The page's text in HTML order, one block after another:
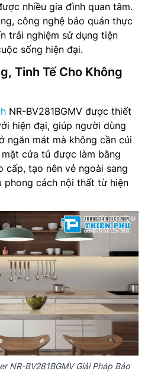
nhiều gia đình quan tâm.
công nghệ bảo quản thực
trải nghiệm sử dụng tiện
sống hiện đại.
Tinh Tế Cho Không
NR-BV281BGMV được thiết
hiện đại, giúp người dùng
ngăn mát mà không cần cúi
cửa tủ được làm bằng
cấp, tạo nên vẻ ngoài sang
phong cách nội thất từ hiện
NR-BV281BGMV Giải Pháp Bảo